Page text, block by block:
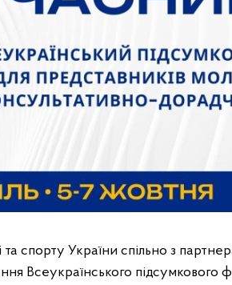
та спорту України спільно з
Всеукраїнського підсумкового